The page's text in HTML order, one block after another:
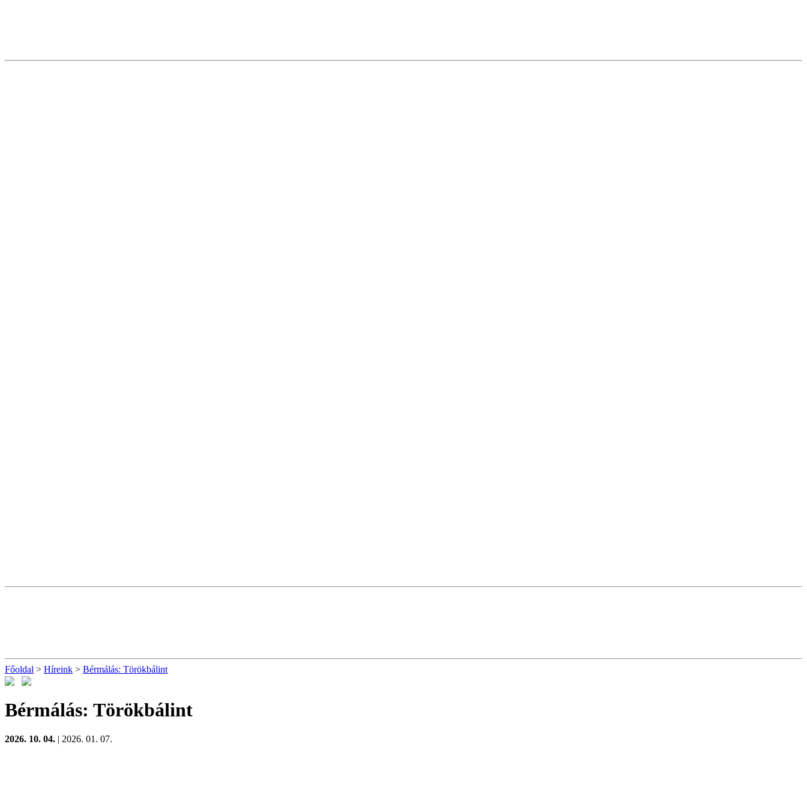
Főoldal > Híreink > Bérmálás: Törökbálint
Bérmálás: Törökbálint
2026. 10. 04. | 2026. 01. 07.